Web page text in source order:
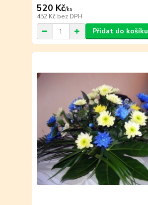
520 Kč/ks
452 Kč bez DPH
Přidat do košíku